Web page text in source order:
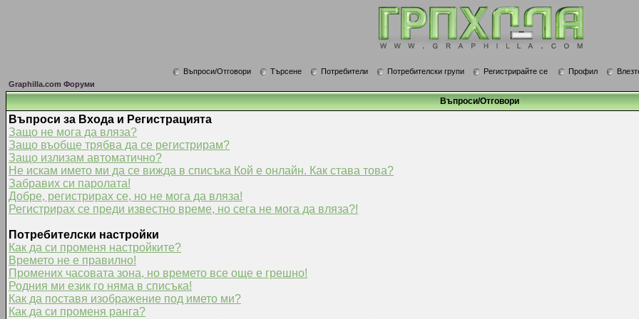
Въпроси/Отговори Търсене Потребители Потребителски групи Регистрирайте се Профил
Graphilla.com Форуми
Въпроси/Отговори
Въпроси за Входа и Регистрацията
Защо не мога да вляза?
Защо въобще трябва да се регистрирам?
Защо излизам автоматично?
Не искам името ми да се вижда в списъка Кой е онлайн. Как става това?
Забравих си паролата!
Добре, регистрирах се, но не мога да вляза!
Регистрирах се преди известно време, но сега не мога да вляза?!
Потребителски настройки
Как да си променя настройките?
Времето не е правилно!
Промених часовата зона, но времето все още е грешно!
Родния ми език го няма в списъка!
Как да поставя изображение под името ми?
Как да си променя ранга?